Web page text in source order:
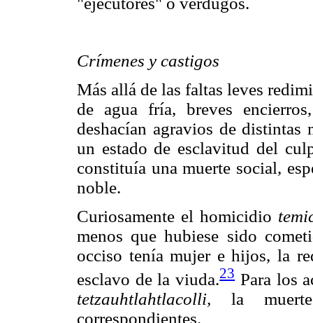
Crímenes y castigos
Más allá de las faltas leves
de agua fría, breves
deshacían agravios de distintas
un estado de esclavitud del
constituía una muerte social,
noble.
Curiosamente el homicidio
menos que hubiese sido
occiso tenía mujer e hijos, la
esclavo de la viuda.23Para los
tetzauhtlahtlacolli, la
correspondientes.